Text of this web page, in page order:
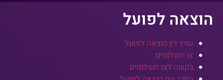
הוצאה לפועל
עורך דין הוצאה לפועל
צו תשלומים
בקשה לצו תשלומים